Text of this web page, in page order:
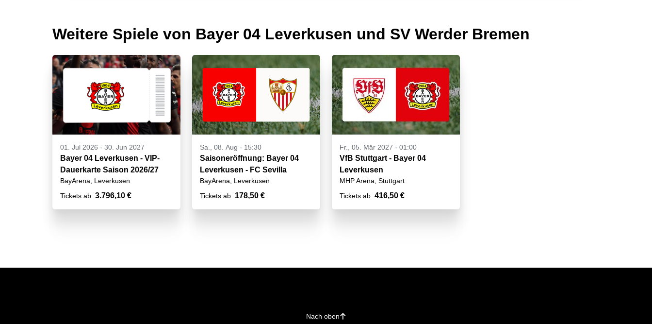
Weitere Spiele von Bayer 04 Leverkusen und SV Werder Bremen
01. Jul 2026 - 30. Jun 2027
Bayer 04 Leverkusen - VIP-
Dauerkarte Saison 2026/27
BayArena, Leverkusen
Tickets ab 3.796,10 €
Sa., 08. Aug - 15:30
Saisoneröffnung: Bayer 04
Leverkusen - FC Sevilla
BayArena, Leverkusen
Tickets ab 178,50 €
Fr., 05. Mär 2027 - 01:00
VfB Stuttgart - Bayer 04
Leverkusen
MHP Arena, Stuttgart
Tickets ab 416,50 €
Nach oben􀄨